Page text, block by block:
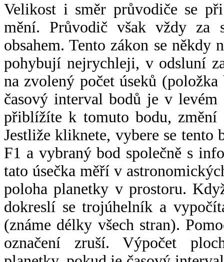
Velikost i směr průvodiče se
mění. Průvodič však vždy za
obsahem. Tento zákon se někdy
pohybují nejrychleji, v odsluní
na zvolený počet úseků
časový interval bodů je v
přiblížíte k tomuto bodu,
Jestliže kliknete, vybere se tento
F1 a vybraný bod společně s
tato úsečka měří v
poloha planetky v prostoru.
dokreslí se trojúhelník a
(známe délky všech stran).
označení zruší. Výpočet